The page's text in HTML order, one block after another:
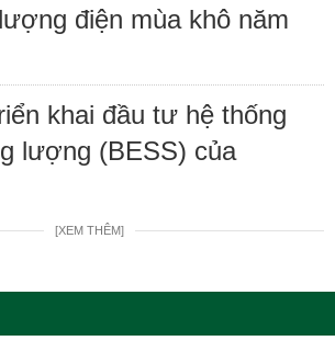
điện mùa khô năm
khai đầu tư hệ thống
lượng (BESS) của
[XEM THÊM]